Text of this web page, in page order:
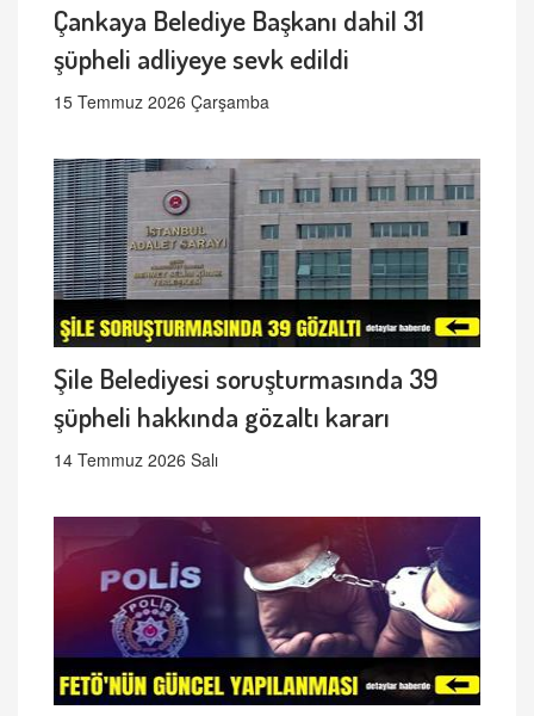
Çankaya Belediye Başkanı dahil 31
şüpheli adliyeye sevk edildi
15 Temmuz 2026 Çarşamba
Şile Belediyesi soruşturmasında 39
şüpheli hakkında gözaltı kararı
14 Temmuz 2026 Salı